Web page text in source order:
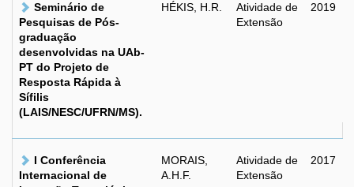
Seminário de
Pesquisas de Pós-
graduação
desenvolvidas na UAb-
PT do Projeto de
Resposta Rápida à
Sífilis
(LAIS/NESC/UFRN/MS).
HÉKIS, H.R.
Atividade de
Extensão
2019
I Conferência
Internacional de
MORAIS,
A.H.F.
Atividade de
Extensão
2017